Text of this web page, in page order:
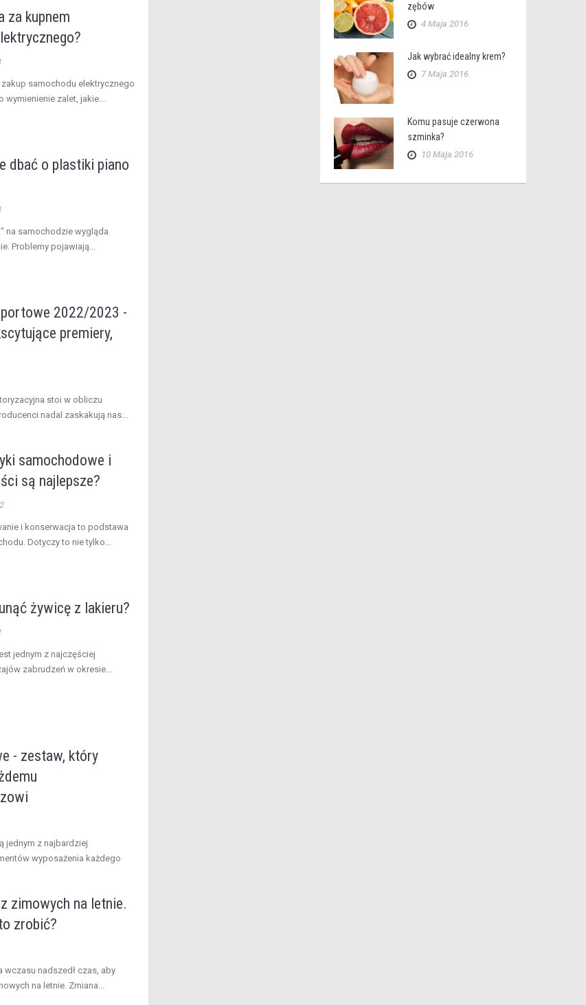
za kupnem
samochodu elektrycznego
wymienienie zalet, jakie...
dbać o plastiki piano
na samochodzie wygląda
Problemy pojawiają...
2022/2023 -
premiery,
stoi w obliczu
nadal zaskakują nas...
samochodowe i
są najlepsze?
i konserwacja to podstawa
Dotyczy to nie tylko...
żywicę z lakieru?
jednym z najczęściej
zabrudzeń w okresie...
- zestaw, który
jednym z najbardziej
wyposażenia każdego
zimowych na letnie.
zrobić?
wczasu nadszedł czas, aby
na letnie. Zmiana...
zębów
4 Maja 2016
Jak wybrać idealny krem?
7 Maja 2016
Komu pasuje czerwona
szminka?
10 Maja 2016